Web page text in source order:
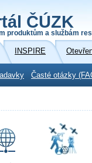
ČÚZK
produktům a službám
INSPIRE
Časté otázky